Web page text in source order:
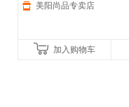
美阳尚品专卖店
加入购物车